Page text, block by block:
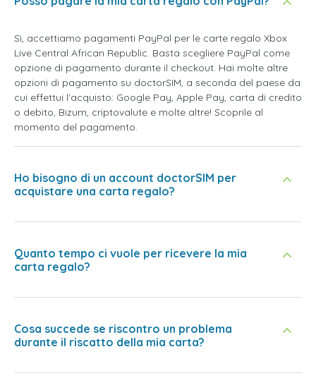
Sì, accettiamo pagamenti PayPal per le carte regalo Xbox
Live Central African Republic. Basta scegliere PayPal come
opzione di pagamento durante il checkout. Hai molte altre
opzioni di pagamento su doctorSIM, a seconda del paese da
cui effettui l'acquisto: Google Pay, Apple Pay, carta di credito
o debito, Bizum, criptovalute e molte altre! Scoprile al
momento del pagamento.
Ho bisogno di un account doctorSIM per
acquistare una carta regalo?
Quanto tempo ci vuole per ricevere la mia
carta regalo?
Cosa succede se riscontro un problema
durante il riscatto della mia carta?